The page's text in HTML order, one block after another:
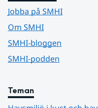
Jobba på SMHI
Om SMHI
SMHI-bloggen
SMHI-podden
Teman